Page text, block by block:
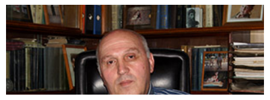
აპრილი 2012 (294)
მარტი 2012 (259)
თებერვალი 2012 (376)
იანვარი 2012 (322)
ნოემბერი 2011 (471)
ოქტომბერი 2011 (754)
სექტემბერი 2011 (407)
აგვისტო 2011 (249)